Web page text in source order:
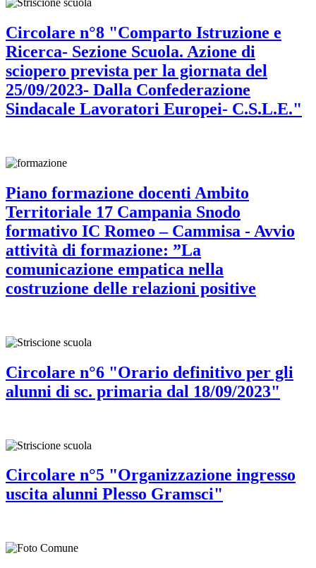
Circolare n°8 "Comparto Istruzione e
Ricerca- Sezione Scuola. Azione di
sciopero prevista per la giornata del
25/09/2023- Dalla Confederazione
Sindacale Lavoratori Europei- C.S.L.E."
Piano formazione docenti Ambito
Territoriale 17 Campania Snodo
formativo IC Romeo – Cammisa - Avvio
attività di formazione: ”La
comunicazione empatica nella
costruzione delle relazioni positive
Circolare n°6 "Orario definitivo per gli
alunni di sc. primaria dal 18/09/2023"
Circolare n°5 "Organizzazione ingresso
uscita alunni Plesso Gramsci"